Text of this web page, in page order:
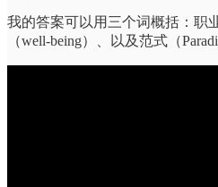
我的答案可以用三个词概括：职
（well-being）、以及范式（